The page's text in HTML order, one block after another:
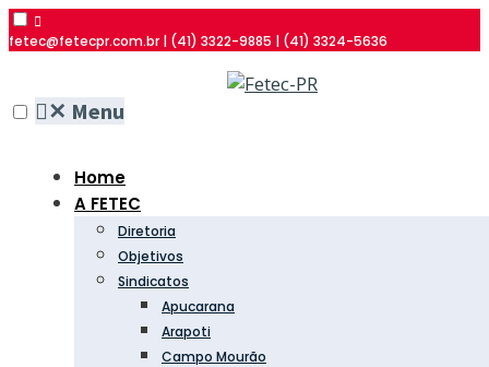
fetec@fetecpr.com.br | (41) 3322-9885 | (41) 3324-5636
✕ Menu
Home
A FETEC
Diretoria
Objetivos
Sindicatos
Apucarana
Arapoti
Campo Mourão